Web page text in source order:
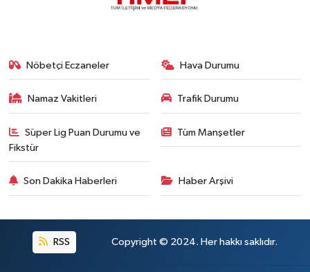
Nöbetçi Eczaneler Hava Durumu
Namaz Vakitleri Trafik Durumu
Süper Lig Puan Durumu ve
Fikstür
Tüm Manşetler
Son Dakika Haberleri Haber Arşivi
RSS Copyright © 2024. Her hakkı saklıdır.